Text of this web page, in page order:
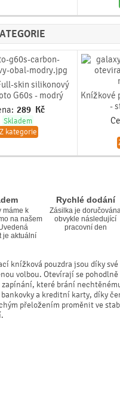
skin silikonový
G60s - modrý
289 Kč
Skladem
Z kategorie
Knížkové
-
máme k
na našem
je aktuální
Rychlé dodání
Zásilka je
obvykle následující
pracovní den
knížková pouzdra jsou díky
volbou. Otevírají se
zapínání, které brání
a kreditní karty, díky
přeložením proměnit ve